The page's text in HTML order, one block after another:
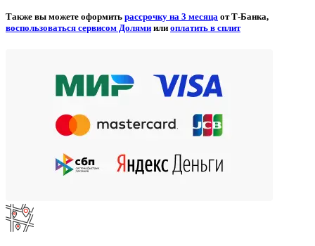
Также вы можете оформить рассрочку на 3 месяца от Т-Банка,
воспользоваться сервисом Долями или оплатить в сплит